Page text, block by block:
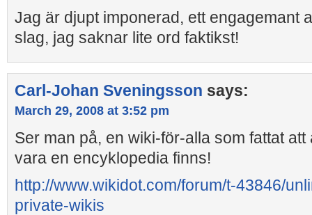
Jag är djupt imponerad, ett engagemant
slag, jag saknar lite ord faktikst!
Carl-Johan Sveningsson says:
March 29, 2008 at 3:52 pm
Ser man på, en wiki-för-alla som fattat
vara en encyklopedia finns!
http://www.wikidot.com/forum/t-43846/
private-wikis